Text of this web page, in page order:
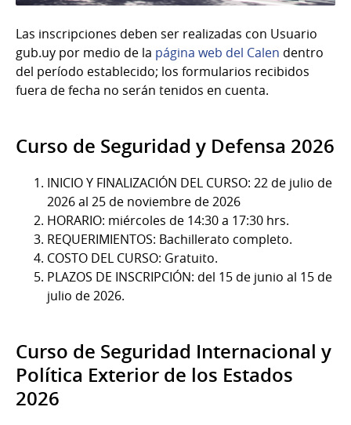
Las inscripciones deben ser realizadas con Usuario
gub.uy por medio de la página web del Calen dentro
del período establecido; los formularios recibidos
fuera de fecha no serán tenidos en cuenta.
Curso de Seguridad y Defensa 2026
INICIO Y FINALIZACIÓN DEL CURSO: 22 de julio de
2026 al 25 de noviembre de 2026
HORARIO: miércoles de 14:30 a 17:30 hrs.
REQUERIMIENTOS: Bachillerato completo.
COSTO DEL CURSO: Gratuito.
PLAZOS DE INSCRIPCIÓN: del 15 de junio al 15 de
julio de 2026.
Curso de Seguridad Internacional y
Política Exterior de los Estados
2026